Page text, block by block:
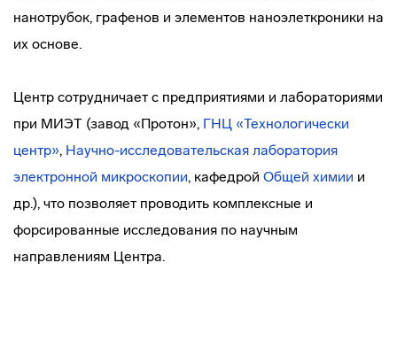
нанотрубок, графенов и элементов наноэлеткроники на
их основе.
Центр сотрудничает с предприятиями и лабораториями
при МИЭТ (завод «Протон», ГНЦ «Технологически
центр», Научно-исследовательская лаборатория
электронной микроскопии, кафедрой Общей химии и
др.), что позволяет проводить комплексные и
форсированные исследования по научным
направлениям Центра.